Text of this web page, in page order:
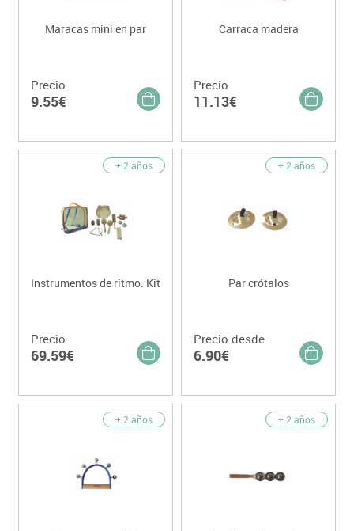
Maracas mini en par
Precio
9.55€
Carraca madera
Precio
11.13€
+ 2 años
Instrumentos de ritmo. Kit
Precio
69.59€
+ 2 años
Par crótalos
Precio desde
6.90€
+ 2 años + 2 años